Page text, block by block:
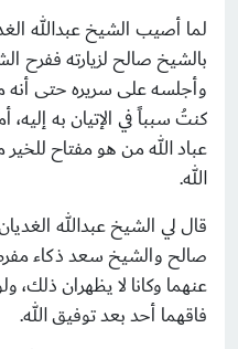
لما أصيب الشيخ عبدالله
بالشيخ صالح لزيارته ففرح
وأجلسه على سريره حتى
كنتُ سبباً في الإتيان به
عباد الله من هو مفتاح
الله.
قال لي الشيخ عبدالله
صالح والشيخ سعد ذكاء
عنهما وكانا لا يظهران ذلك،
فاقهما أحد بعد توفيق الله.